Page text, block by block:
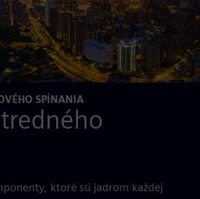
SPÍNANIA
ktoré sú jadrom každej